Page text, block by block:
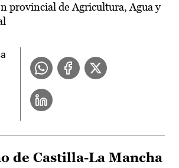
provincial de Agricultura, Agua y
de Castilla-La Mancha